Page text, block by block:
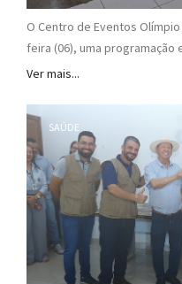
O Centro de Eventos
feira (06), uma programação
Ver mais...
SAÚDE